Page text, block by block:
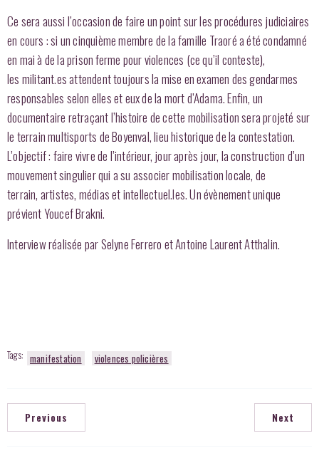
Ce sera aussi l’occasion de faire un point sur les procédures judiciaires
en cours : si un cinquième membre de la famille Traoré a été condamné
en mai à de la prison ferme pour violences (ce qu’il conteste),
les militant.es attendent toujours la mise en examen des gendarmes
responsables selon elles et eux de la mort d’Adama. Enfin, un
documentaire retraçant l’histoire de cette mobilisation sera projeté sur
le terrain multisports de Boyenval, lieu historique de la contestation.
L’objectif : faire vivre de l’intérieur, jour après jour, la construction d’un
mouvement singulier qui a su associer mobilisation locale, de
terrain, artistes, médias et intellectuel.les. Un évènement unique
prévient Youcef Brakni.
Interview réalisée par Selyne Ferrero et Antoine Laurent Atthalin.
Tags: manifestation violences policières
Previous Next